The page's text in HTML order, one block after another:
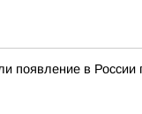
появление в России